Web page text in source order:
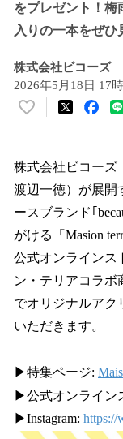
をプレゼント！梅
入りの一本をぜひ
株式会社ビコーズ
2026年5月18日 17
い
！
数
を
読
み
込
み
中
で
す
株式会社ビコーズ
渡辺一徳）が展開
ースブランド｢
がける「Masion
公式オンラインス
ン・テリアコラボ
でオリジナルアク
いただきます。
▶︎特集ページ:
▶︎公式オンライン
▶︎Instagram: https://